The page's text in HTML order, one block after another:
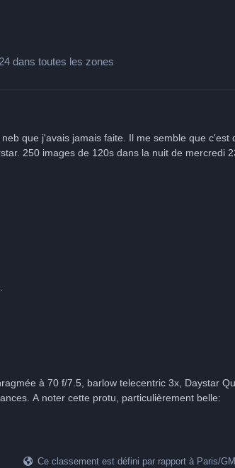
dans toutes les zones
avex-
je faisais jusqu'ici au niveau du pourtour et des protubérances. A noter cette protu, particulièrement belle:
Ce classement est défini par rapport à Paris/